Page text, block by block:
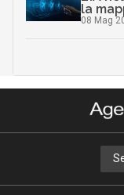
la
08 Mag